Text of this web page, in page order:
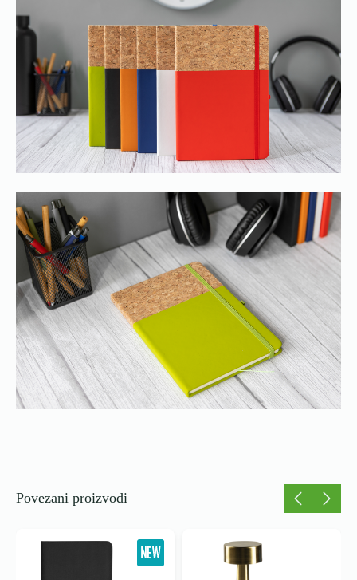
Povezani proizvodi